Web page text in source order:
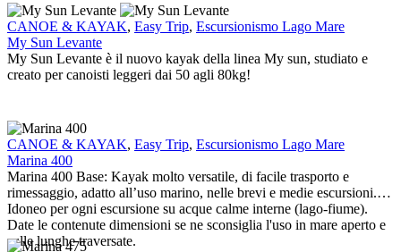
My
Sun
Levante
CANOE & KAYAK, Easy Trip, Escursionismo Lago Mare
My Sun Levante
My Sun Levante è il nuovo kayak della linea My sun, studiato e
creato per canoisti leggeri dai 50 agli 80kg!
Marina
400
CANOE & KAYAK, Easy Trip, Escursionismo Lago Mare
Marina 400
Marina 400 Base: Kayak molto versatile, di facile trasporto e
rimessaggio, adatto all’uso marino, nelle brevi e medie escursioni.
Idoneo per ogni escursione su acque calme interne (lago-fiume).
Date le contenute dimensioni se ne sconsiglia l'uso in mare aperto e
sulle lunghe traversate.